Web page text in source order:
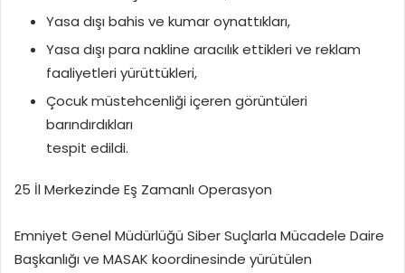
Yasa dışı bahis ve kumar oynattıkları,
Yasa dışı para nakline aracılık ettikleri ve reklam
faaliyetleri yürüttükleri,
Çocuk müstehcenliği içeren görüntüleri
barındırdıkları
tespit edildi.
25 İl Merkezinde Eş Zamanlı Operasyon
Emniyet Genel Müdürlüğü Siber Suçlarla Mücadele Daire
Başkanlığı ve MASAK koordinesinde yürütülen